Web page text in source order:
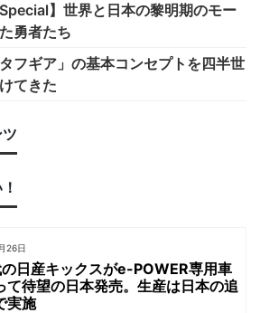
】世界と日本の黎明期のモー
勇者たち
フギア」の基本コンセプトを四半世
てきた
26日
日産キックスがe-POWER専用車
て待望の日本発売。生産は日本の追
実施